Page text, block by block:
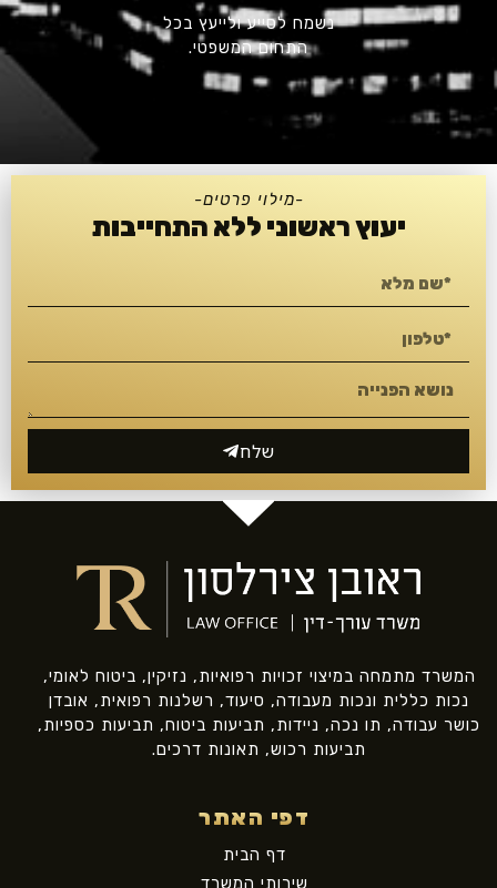
נשמח לסייע ולייעץ בכל
התחום המשפטי.
-מילוי פרטים-
יעוץ ראשוני ללא התחייבות
שלח
המשרד מתמחה במיצוי זכויות רפואיות, נזיקין, ביטוח לאומי,
נכות כללית ונכות מעבודה, סיעוד, רשלנות רפואית, אובדן
כושר עבודה, תו נכה, ניידות, תביעות ביטוח, תביעות כספיות,
תביעות רכוש, תאונות דרכים.
דפי האתר
דף הבית
שירותי המשרד